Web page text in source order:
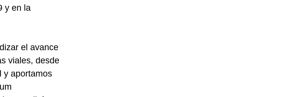
y en la
el avance
viales, desde
y aportamos